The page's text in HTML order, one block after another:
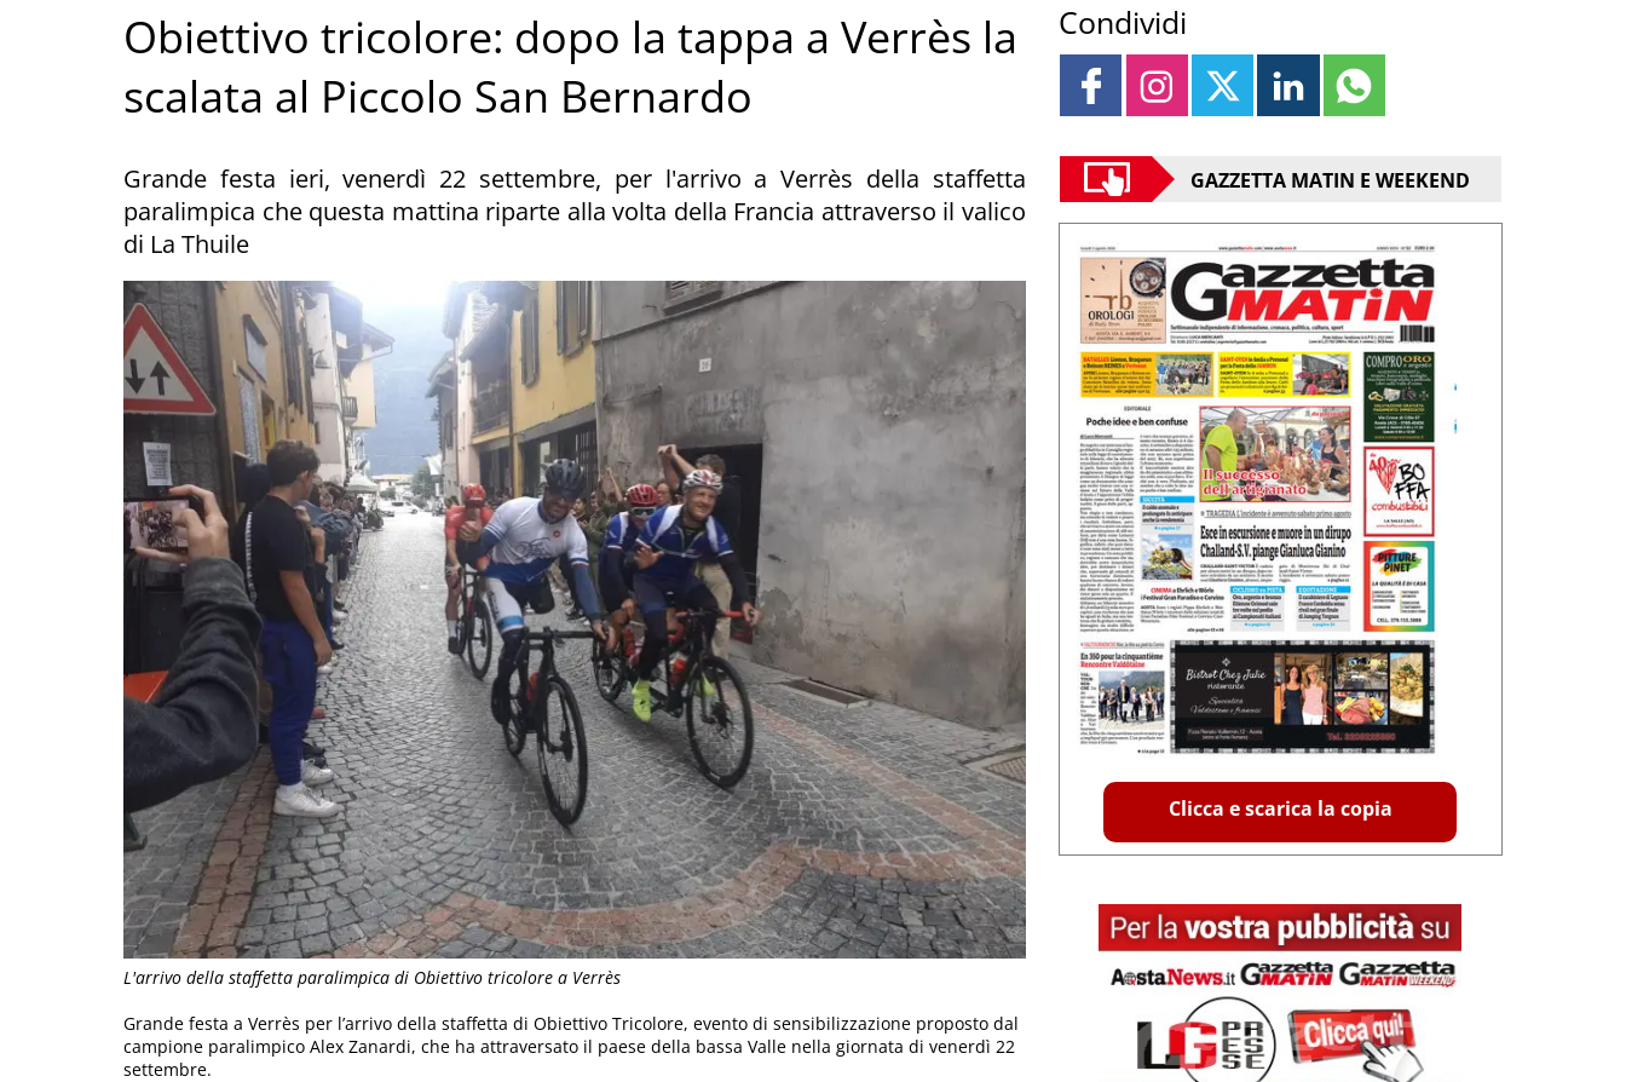
L'arrivo della staffetta paralimpica di Obiettivo tricolore a Verrès
Obiettivo tricolore: dopo la tappa a Verrès la
scalata al Piccolo San Bernardo
Grande festa ieri, venerdì 22 settembre, per l'arrivo a Verrès della staffetta
paralimpica che questa mattina riparte alla volta della Francia attraverso il valico
di La Thuile
Grande festa a Verrès per l’arrivo della staffetta di Obiettivo Tricolore, evento di sensibilizzazione proposto dal
campione paralimpico Alex Zanardi, che ha attraversato il paese della bassa Valle nella giornata di venerdì 22
settembre.
Condividi
GAZZETTA MATIN E WEEKEND
Clicca e scarica la copia